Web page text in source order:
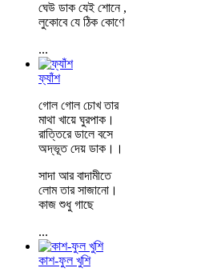
ঘেউ ডাক যেই শোনে ,
লুকোবে যে ঠিক কোণে
...
ফ্যাঁশ
গোল গোল চোখ তার
মাথা খায়ে ঘুরপাক।
রাত্তিরে ডালে বসে
অদ্ভূত দেয় ডাক।।
সাদা আর বাদামীতে
লোম তার সাজানো।
কাজ শুধু গাছে
...
কাশ-ফুল খুশি